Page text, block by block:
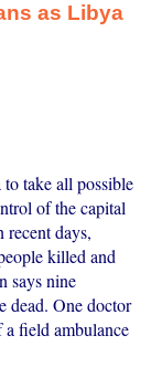
as Libya
take all possible
of the capital
recent days,
killed and
says nine
dead. One doctor
field ambulance